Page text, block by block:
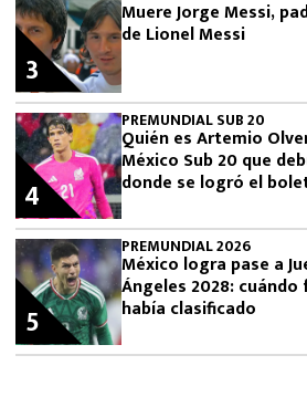
Muere Jorge Messi,
de Lionel Messi
3
PREMUNDIAL SUB 20
Quién es Artemio
México Sub 20 que
donde se logró el
4
PREMUNDIAL 2026
México logra pase a
Ángeles 2028:
había clasificado
5